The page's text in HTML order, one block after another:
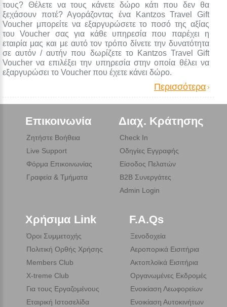
τους? Θέλετε να τους κάνετε δώρο κάτι που δεν θα
ξεχάσουν ποτέ? Αγοράζοντας ένα Kantzos Travel Gift
Voucher μπορείτε να εξαργυρώσετε το ποσό της αξίας
του Voucher σας για κάθε υπηρεσία που παρέχει η
εταιρία μας και με αυτό τον τρόπο δίνετε την δυνατότητα
σε αυτόν / αυτήν που δωρίζετε το Kantzos Travel Gift
Voucher να επιλέξει την υπηρεσία στην οποία θέλει να
εξαργυρώσει το Voucher που έχετε κάνει δώρο.
Περισσότερα
Επικοινωνία
Ζητήστε Βοήθεια
Live Support
Φόρμα Επικοινωνίας
Γραφεία & Τμήματα
Διαχ. Κράτησης
Check In
Οδηγίες Εγγραφής
Είσοδος Πελατών
B2B Συνεργάτες
Admin Login
Χρήσιμα Link
Όροι Συμμετοχής
Πολιτική Ορθής Χρήσης
Members Club
X-treme Club
Για τους Εργαζομένους
Εταιρική Ιστοσελίδα
F.A.Qs
Ξενοδοχεία
Αεροπορικά Εισιτήρια
Ακτοπλοϊκά Εισιτήρια
Οργανωμένες Εκδρομές
Ενοικίαση Λεωφορείων
Ενοικίαση Αυτοκινήτων